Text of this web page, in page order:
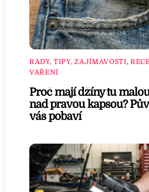
RADY, TIPY, ZAJÍMAVOSTI,
VAŘENÍ
Proč mají džíny tu
nad pravou kapsou?
vás pobaví